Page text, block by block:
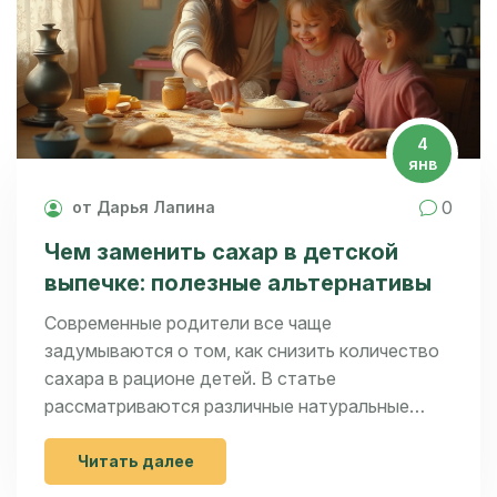
4
янв
от Дарья Лапина 0
Чем заменить сахар в детской
выпечке: полезные альтернативы
Современные родители все чаще
задумываются о том, как снизить количество
сахара в рационе детей. В статье
рассматриваются различные натуральные
заменители сахара, которые не только делают
выпечку менее калорийной, но и сохраняют её
вкусной. Освещаются такие темы, как мед,
Читать далее